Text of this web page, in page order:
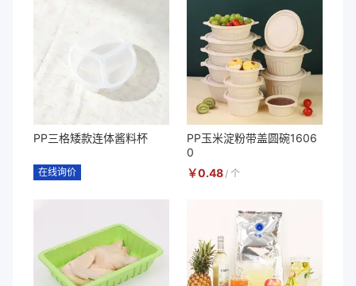
PP三格矮款连体酱料杯
在线询价
PP玉米淀粉带盖圆碗1606
0
￥0.48 / 个